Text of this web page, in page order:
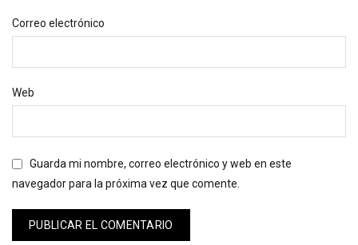
Correo electrónico
Web
Guarda mi nombre, correo electrónico y web en este
navegador para la próxima vez que comente.